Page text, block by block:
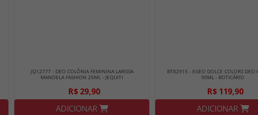
JQ12777 - DEO COLÔNIA FEMININA LARISSA
MANOELA FASHION 25ML - JEQUITI
R$ 29,90
ADICIONAR
BT82915 - EGEO DOLCE COLORS DEO
90ML - BOTICÁRIO
R$ 119,90
ADICIONAR